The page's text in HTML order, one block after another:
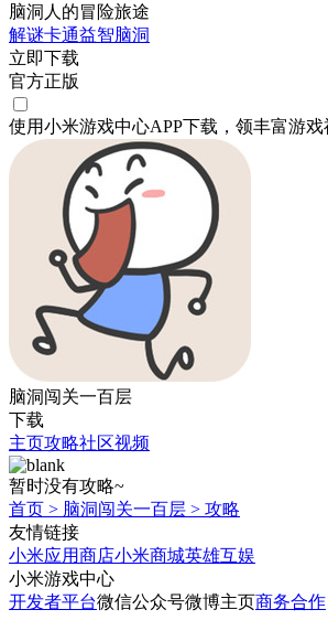
脑洞人的冒险旅途
解谜卡通益智脑洞
立即下载
官方正版
使用小米游戏中心APP下载 ，领丰富游戏
脑洞闯关一百层
下载
主页攻略社区视频
暂时没有攻略~
首页 > 脑洞闯关一百层 > 攻略
友情链接
小米应用商店小米商城英雄互娱
小米游戏中心
开发者平台微信公众号微博主页商务合作